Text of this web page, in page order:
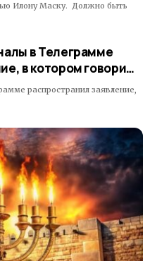
Илону Маску. Должно быть
в Телеграмме
в котором говори…
распространил заявление,